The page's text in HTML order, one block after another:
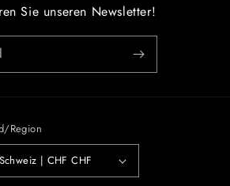
Sie unseren Newsletter!
Region
Schweiz | CHF CHF